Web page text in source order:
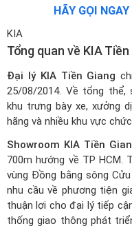
HÃY GỌI
KIA
Tổng quan về KIA Tiền
Đại lý KIA Tiền Giang
25/08/2014. Về tổng
khu trưng bày xe, xưởng
hãng và nhiều khu vực
Showroom KIA Tiền
700m hướng về TP HCM.
vùng Đồng bằng sông
nhu cầu về phương tiện
thuận lợi cho đại lý tiếp
thống giao thông phát